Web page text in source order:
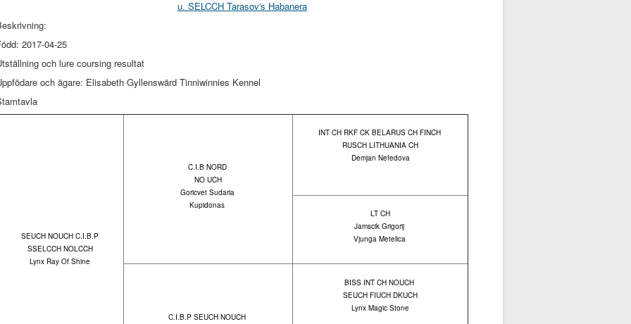
u. SELCCH Tarasov's Habanera
2017-04-25
och lure coursing resultat
och ägare: Elisabeth Gyllenswärd Tinniwinnies Kennel
SEUCH NOUCH C.I.B.P
SSELCCH NOLCCH
Lynx Ray Of Shine
C.I.B NORD
NO UCH
Goricvet Sudaria
Kupidonas
INT CH RKF CK BELARUS CH FINCH
RUSCH LITHUANIA CH
Demjan Nefedova
LT CH
Jamscik Grigorij
Vjunga Metelica
C.I.B.P SEUCH NOUCH
BISS INT CH NOUCH
SEUCH FIUCH DKUCH
Lynx Magic Stone